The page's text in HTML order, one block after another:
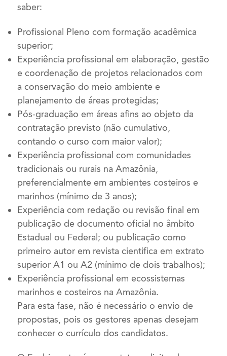
saber:
Profissional Pleno com formação acadêmica
superior;
Experiência profissional em elaboração, gestão
e coordenação de projetos relacionados com
a conservação do meio ambiente e
planejamento de áreas protegidas;
Pós-graduação em áreas afins ao objeto da
contratação previsto (não cumulativo,
contando o curso com maior valor);
Experiência profissional com comunidades
tradicionais ou rurais na Amazônia,
preferencialmente em ambientes costeiros e
marinhos (mínimo de 3 anos);
Experiência com redação ou revisão final em
publicação de documento oficial no âmbito
Estadual ou Federal; ou publicação como
primeiro autor em revista cientifica em extrato
superior A1 ou A2 (mínimo de dois trabalhos);
Experiência profissional em ecossistemas
marinhos e costeiros na Amazônia.
Para esta fase, não é necessário o envio de
propostas, pois os gestores apenas desejam
conhecer o currículo dos candidatos.